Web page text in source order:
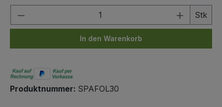
Produkt Anzahl: Gib den Stk
In den Warenkorb
Produktnummer: SPAFOL30